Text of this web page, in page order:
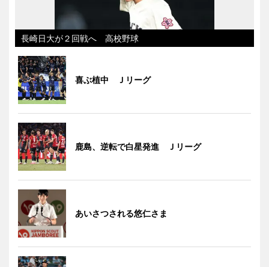
長崎日大が２回戦へ 高校野球
喜ぶ植中 Ｊリーグ
鹿島、逆転で白星発進 Ｊリーグ
あいさつされる悠仁さま